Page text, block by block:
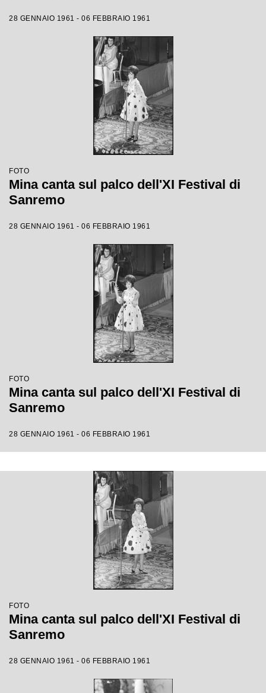
28 GENNAIO 1961 - 06 FEBBRAIO 1961
FOTO
Mina canta sul palco dell'XI Festival di
Sanremo
28 GENNAIO 1961 - 06 FEBBRAIO 1961
FOTO
Mina canta sul palco dell'XI Festival di
Sanremo
28 GENNAIO 1961 - 06 FEBBRAIO 1961
FOTO
Mina canta sul palco dell'XI Festival di
Sanremo
28 GENNAIO 1961 - 06 FEBBRAIO 1961